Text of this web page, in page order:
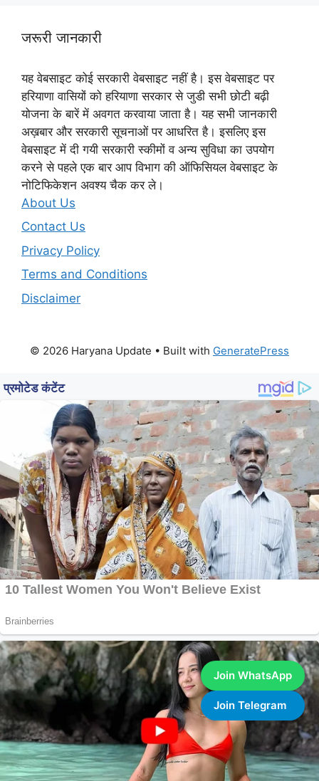
Join WhatsApp
Join Telegram
जरूरी जानकारी
यह वेबसाइट कोई सरकारी वेबसाइट नहीं है। इस वेबसाइट पर
हरियाणा वासियों को हरियाणा सरकार से जुडी सभी छोटी बढ़ी
योजना के बारें में अवगत करवाया जाता है। यह सभी जानकारी
अख़बार और सरकारी सूचनाओं पर आधरित है। इसलिए इस
वेबसाइट में दी गयी सरकारी स्कीमों व अन्य सुविधा का उपयोग
करने से पहले एक बार आप विभाग की ऑफिसियल वेबसाइट के
नोटिफिकेशन अवश्य चैक कर ले।
About Us
Contact Us
Privacy Policy
Terms and Conditions
Disclaimer
© 2026 Haryana Update • Built with GeneratePress